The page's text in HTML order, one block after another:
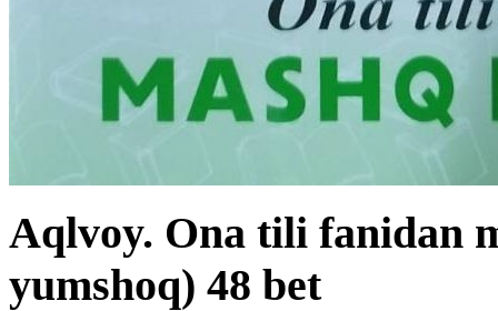
Aqlvoy. Ona tili fanidan
yumshoq) 48 bet